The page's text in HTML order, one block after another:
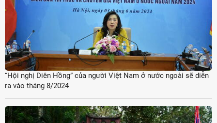
“Hội nghị Diên Hồng” của người Việt Nam ở nước ngoài sẽ diễn
ra vào tháng 8/2024